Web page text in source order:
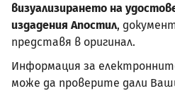
визуализирането на
издадения Апостил,
представя в оригинал.
Информация за
може да проверите дали